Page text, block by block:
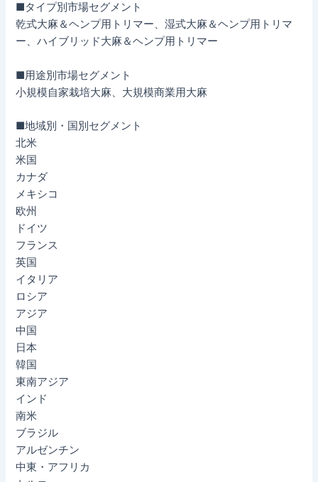
■タイプ別市場セグメント
乾式大麻＆ヘンプ用トリマー、湿式大麻＆ヘンプ用トリマ
ー、ハイブリッド大麻＆ヘンプ用トリマー
■用途別市場セグメント
小規模自家栽培大麻、大規模商業用大麻
■地域別・国別セグメント
北米
米国
カナダ
メキシコ
欧州
ドイツ
フランス
英国
イタリア
ロシア
アジア
中国
日本
韓国
東南アジア
インド
南米
ブラジル
アルゼンチン
中東・アフリカ